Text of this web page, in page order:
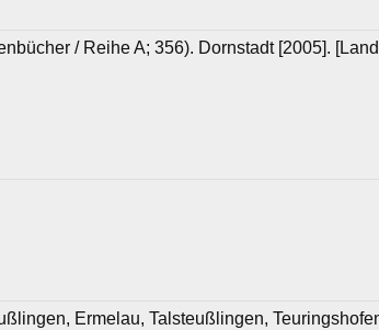
/ Reihe A; 356). Dornstadt [2005].
Ermelau, Talsteußlingen,